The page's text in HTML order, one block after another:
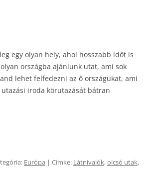
egy olyan hely, ahol hosszabb időt is
országba ajánlunk utat, ami sok
lehet felfedezni az ő országukat, ami
iroda körutazását bátran
Európa | Címke: Látnivalók,olcsó utak,